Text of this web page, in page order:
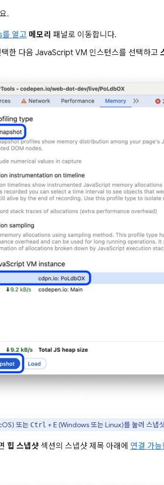
.
열고 메모리 패널로 이동합니다.
한 다음 JavaScript VM 인스턴스를 선택하고
또는 Ctrl + E(Windows 또는 Linux)를 눌러 스냅
힙 스냅샷 섹션의 스냅샷 제목 아래에 연결 가